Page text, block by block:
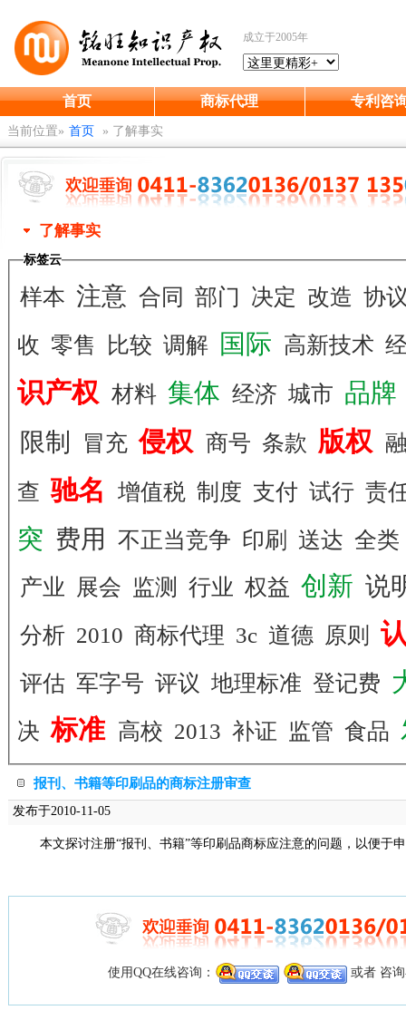
成立于2005年
首页 商标代理 专利咨
当前位置» 首页 » 了解事实
了解事实
标签云
样本 注意 合同 部门 决定 改造 协
收 零售 比较 调解 国际 高新技术
识产权 材料 集体 经济 城市 品牌
限制 冒充 侵权 商号 条款 版权
查 驰名 增值税 制度 支付 试行 责
突 费用 不正当竞争 印刷 送达 全类
产业
展会 监测 行业 权益 创新 说
分析 2010 商标代理 3c 道德 原则
评估 军字号 评议 地理标准 登记费
决 标准 高校 2013 补证 监管 食品
报刊、书籍等印刷品的商标注册审查
发布于2010-11-05
本文探讨注册“报刊、书籍”等印刷品商标应注意的问题，以便于
使用QQ在线咨询： 或者 咨